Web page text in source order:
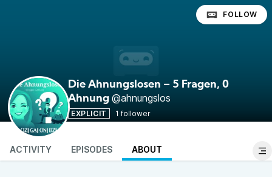
Die Ahnungslosen – 5 Fragen, 0
Ahnung @ahnungslos
EXPLICIT 1 follower
FOLLOW
ACTIVITY EPISODES ABOUT